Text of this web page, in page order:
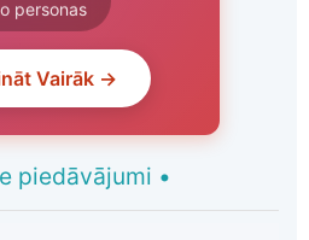
personas
Vairāk →
piedāvājumi •